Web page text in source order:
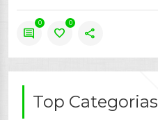
comment
0
favorite
0
share
Top Categorias